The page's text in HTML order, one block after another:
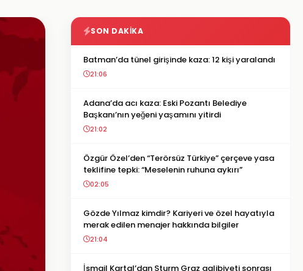
SON DAKIKA
Batman’da tünel girişinde kaza: 12 kişi yaralandı
21:06
Adana’da acı kaza: Eski Pozantı Belediye
Başkanı’nın yeğeni yaşamını yitirdi
21:02
Özgür Özel’den “Terörsüz Türkiye” çerçeve yasa
teklifine tepki: “Meselenin ruhuna aykırı”
02:05
Gözde Yılmaz kimdir? Kariyeri ve özel hayatıyla
merak edilen menajer hakkında bilgiler
21:04
İsmail Kartal’dan Sturm Graz galibiyeti sonrası